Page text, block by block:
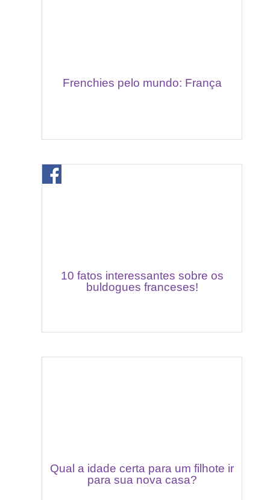
Frenchies pelo mundo: França
10 fatos interessantes sobre os
buldogues franceses!
Qual a idade certa para um filhote ir
para sua nova casa?